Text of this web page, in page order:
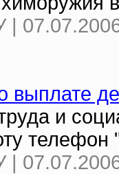
|
выплате
и
телефон
|